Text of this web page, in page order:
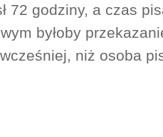
72 godziny, a czas
byłoby
niż osoba